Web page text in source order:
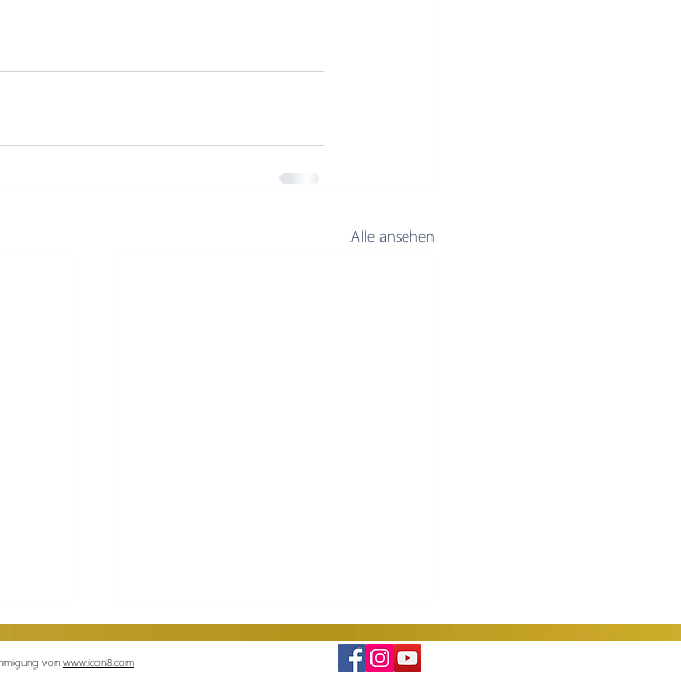
Alle ansehen
von www.icon8.com